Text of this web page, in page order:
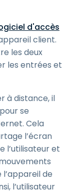
d'accès
client.
les deux
les entrées et
à distance, il
se
Cela
l’écran
l’utilisateur et
de
l’utilisateur